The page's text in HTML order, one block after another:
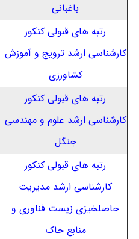
باغبانی
رتبه های قبولی کنکور
کارشناسی ارشد ترویج و آموزش
کشاورزی
رتبه های قبولی کنکور
کارشناسی ارشد علوم و مهندسی
جنگل
رتبه های قبولی کنکور
کارشناسی ارشد مدیریت
حاصلخیزی زیست فناوری و
منابع خاک